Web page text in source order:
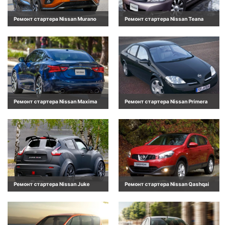
Ремонт стартера Nissan Murano Ремонт стартера Nissan Teana
Ремонт стартера Nissan Maxima Ремонт стартера Nissan Primera
Ремонт стартера Nissan Juke Ремонт стартера Nissan Qashqai